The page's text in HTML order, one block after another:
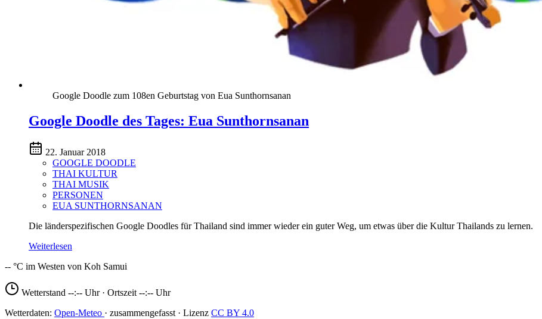
Google Doodle zum 108en Geburtstag von Eua Sunthornsanan
Google Doodle des Tages: Eua Sunthornsanan
22. Januar 2018
GOOGLE DOODLE
THAI KULTUR
THAI MUSIK
PERSONEN
EUA SUNTHORNSANAN
Die länderspezifischen Google Doodles für Thailand sind immer wieder ein guter Weg, um etwas über die Kultur Thailands zu lernen.
Weiterlesen
--
Wetterstand --:-- Uhr · Ortszeit --:-- Uhr
Open-Meteo
CC BY 4.0